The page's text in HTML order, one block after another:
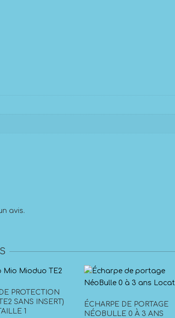
avis.
PROTECTION
SANS INSERT)
1
ÉCHARPE DE PORTAGE
NÉOBULLE 0 À 3 ANS